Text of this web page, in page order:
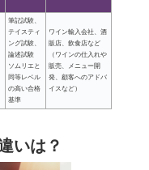
筆記試験、
テイスティ
ング試験、
論述試験
ソムリエと
同等レベル
の高い合格
基準
ワイン輸入会社、酒
販店、飲食店など
（ワインの仕入れや
販売、メニュー開
発、顧客へのアドバ
イスなど）
いは？